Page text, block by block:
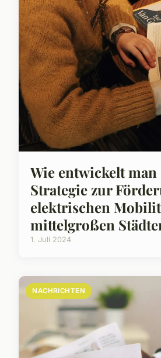
Wie entwickelt man
Strategie zur
elektrischen
mittelgroßen
1. Juli 2024
NACHRICHTEN